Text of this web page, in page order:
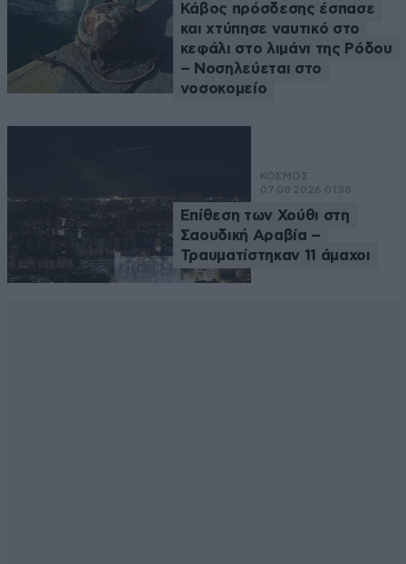
Κάβος πρόσδεσης έσπασε
και χτύπησε ναυτικό στο
κεφάλι στο λιμάνι της Ρόδου
– Νοσηλεύεται στο
νοσοκομείο
ΚΟΣΜΟΣ
07·08·2026 01:38
Επίθεση των Χούθι στη
Σαουδική Αραβία –
Τραυματίστηκαν 11 άμαχοι